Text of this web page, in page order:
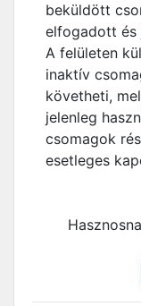
beküldött
elfogadott és
A felületen
inaktív
követheti,
jelenleg
csomagok
esetleges